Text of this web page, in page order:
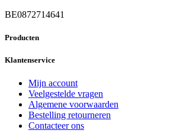
BE0872714641
Producten
Klantenservice
Mijn account
Veelgestelde vragen
Algemene voorwaarden
Bestelling retourneren
Contacteer ons